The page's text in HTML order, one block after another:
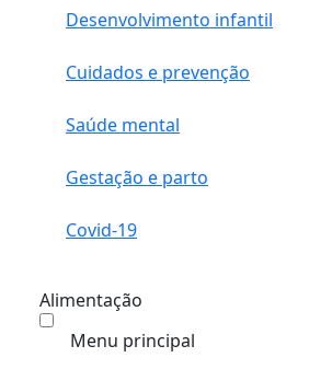
Desenvolvimento infantil
Cuidados e prevenção
Saúde mental
Gestação e parto
Covid-19
Alimentação
Menu principal